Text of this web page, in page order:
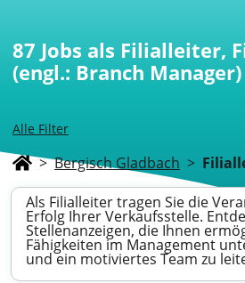
Alle Filter
87 Jobs als Filialleiter,
(engl.: Branch Manager)
> Bergisch Gladbach >
Als Filialleiter tragen Sie die
Erfolg Ihrer Verkaufsstelle.
Stellenanzeigen, die Ihnen
Fähigkeiten im Management
und ein motiviertes Team zu